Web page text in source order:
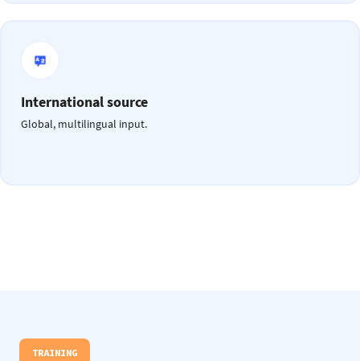
International source
Global, multilingual input.
TRAINING